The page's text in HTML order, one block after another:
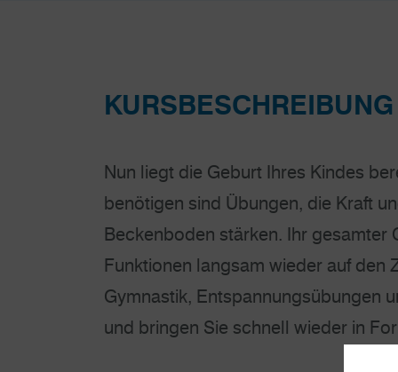
KURSBESCHREIBUNG
Nun liegt die Geburt Ihres Kindes
benötigen sind Übungen, die Kraft
Beckenboden stärken. Ihr gesamter
Funktionen langsam wieder auf den
Gymnastik, Entspannungsübungen
und bringen Sie schnell wieder in